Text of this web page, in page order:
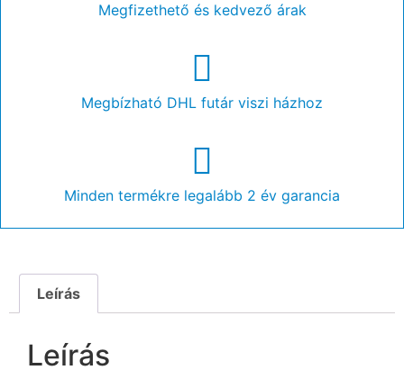
Megfizethető és kedvező árak
Megbízható DHL futár viszi házhoz
Minden termékre legalább 2 év garancia
Leírás
Leírás